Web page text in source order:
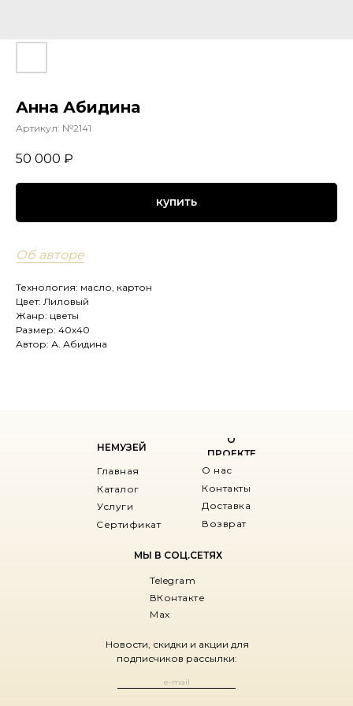
Анна Абидина
Артикул: №2141
50 000 ₽
купить
Об авторе
Технология: масло, картон
Цвет: Лиловый
Жанр: цветы
Размер: 40х40
Автор: А. Абидина
Новости, скидки и акции для
подписчиков рассылки:
Главная
Услуги Доставка
О нас
Контакты
Каталог
Возврат
НЕМУЗЕЙ
О
ПРОЕКТЕ
Сертификат
МЫ В СОЦ.СЕТЯХ
Telegram
ВКонтакте
Max